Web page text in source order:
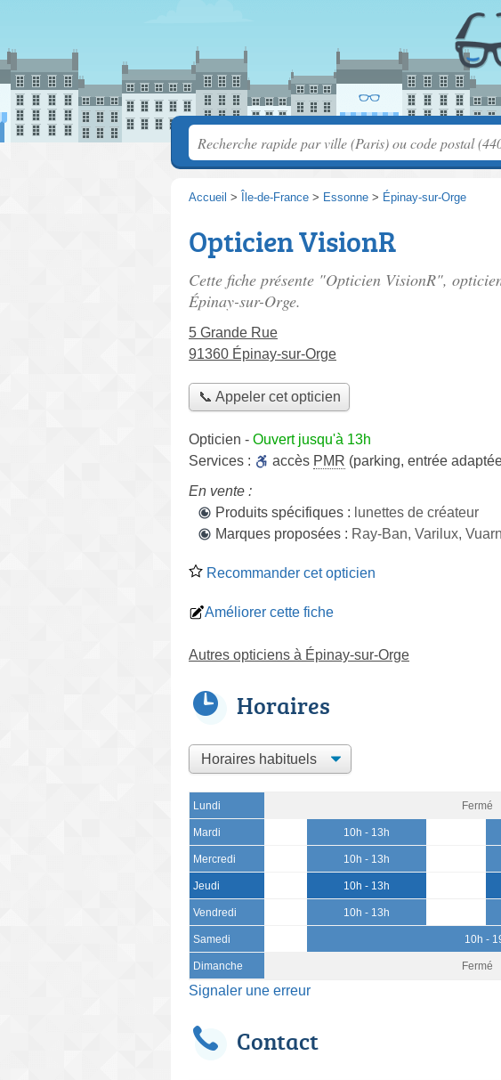
Accueil > Île-de-France > Essonne > Épinay-sur-Orge
Opticien VisionR
Cette fiche présente "Opticien VisionR",
Épinay-sur-Orge.
5 Grande Rue
91360 Épinay-sur-Orge
📞 Appeler cet opticien
Opticien - Ouvert jusqu'à 13h
Services :
accès PMR (parking, entrée
En vente :
Produits spécifiques : lunettes de créateur
Marques proposées : Ray-Ban, Varilux,
Recommander cet opticien
Améliorer cette fiche
Autres opticiens à Épinay-sur-Orge
Horaires
Lundi Fermé
Mardi 10h - 13h
Mercredi 10h - 13h
Jeudi 10h - 13h
Vendredi 10h - 13h
Samedi 10h -
Dimanche Fermé
Signaler une erreur
Contact